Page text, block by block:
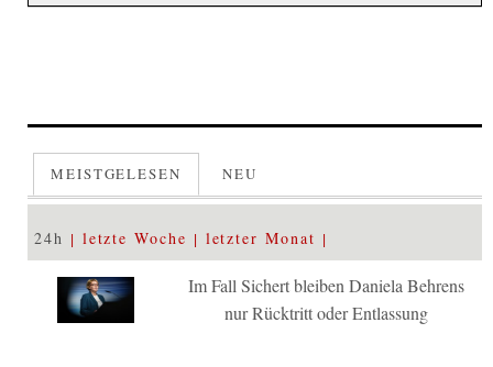
MEISTGELESEN NEU
24h letzte Woche letzter Monat
Im Fall Sichert bleiben Daniela Behrens
nur Rücktritt oder Entlassung